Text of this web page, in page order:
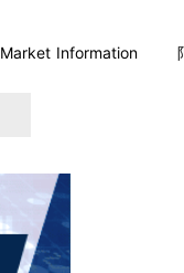
Market Information